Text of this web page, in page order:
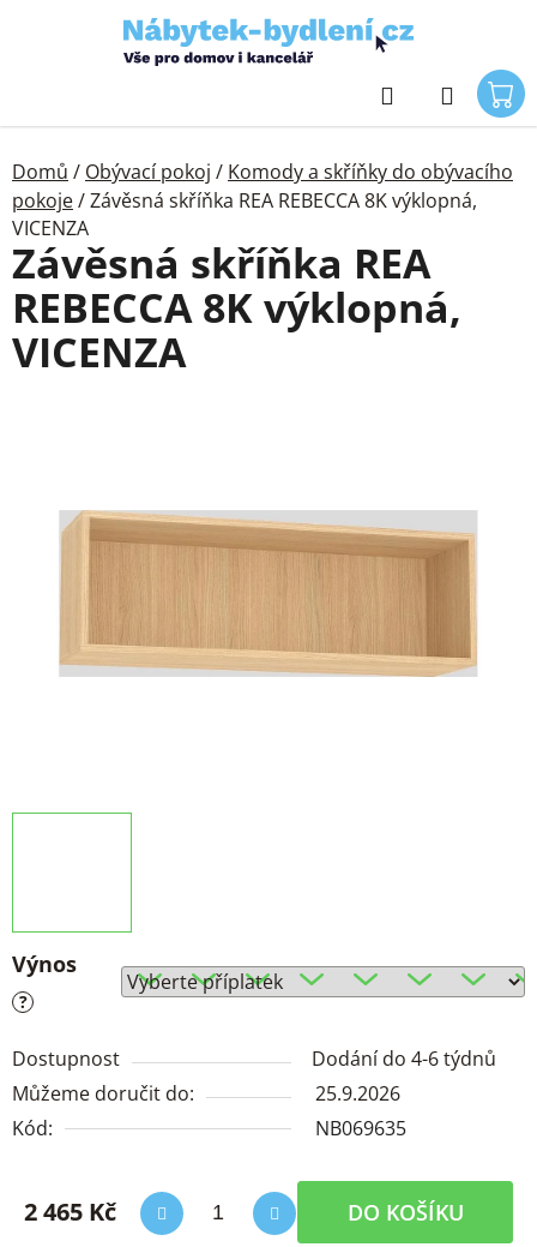
Hledat
Domů / Obývací pokoj / Komody a skříňky do obývacího
pokoje/Závěsná skříňka REA REBECCA 8K výklopná,
VICENZA
Výnos
?
Dostupnost
Dodání do 4-6 týdnů
Můžeme doručit do:
25.9.2026
Kód:
NB069635
2 465 Kč DO KOŠÍKU
Závěsná skříňka REA
REBECCA 8K výklopná,
VICENZA